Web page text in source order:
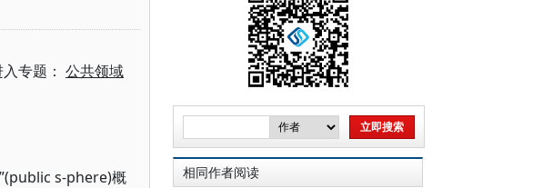
专题： 公共领域
s-phere)概
相同作者阅读